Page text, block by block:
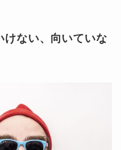
けない、向いていな